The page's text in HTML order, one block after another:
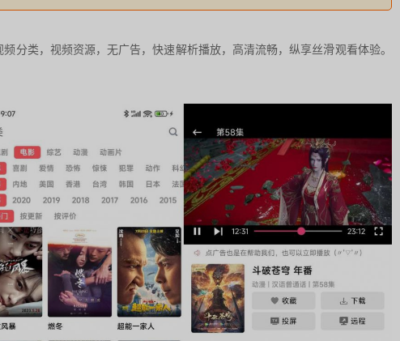
分类，视频资源，无广告，快速解析播放，高清流畅，纵享丝滑观看体验。